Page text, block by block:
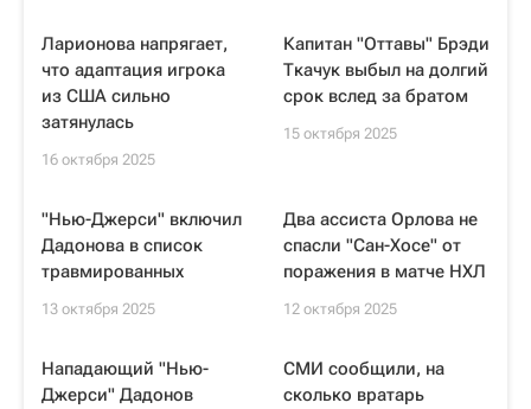
Ларионова напрягает,
что адаптация игрока
из США сильно
затянулась
16 октября 2025
Капитан "Оттавы" Брэди
Ткачук выбыл на долгий
срок вслед за братом
15 октября 2025
"Нью-Джерси" включил
Дадонова в список
травмированных
13 октября 2025
Два ассиста Орлова не
спасли "Сан-Хосе" от
поражения в матче НХЛ
12 октября 2025
Нападающий "Нью-
Джерси" Дадонов
СМИ сообщили, на
сколько вратарь